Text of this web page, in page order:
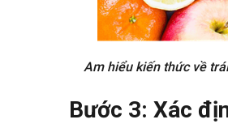
Am hiểu kiến thức về
Bước 3: Xác